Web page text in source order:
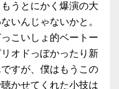
うとにかく爆演の大
いんじゃないかと。
こいしょ的ベートー
オドっぽかったり新
すが、僕はもうこの
かせてくれた小技は